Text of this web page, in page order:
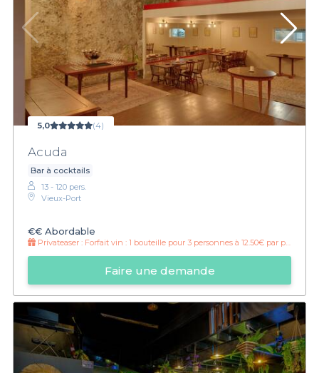
5,0 (4)
Acuda
Bar à cocktails
13 - 120 pers.
Vieux-Port
€€ Abordable
Privateaser : Forfait vin : 1 bouteille pour 3 personnes à 12.50€ par personne !
Faire une demande